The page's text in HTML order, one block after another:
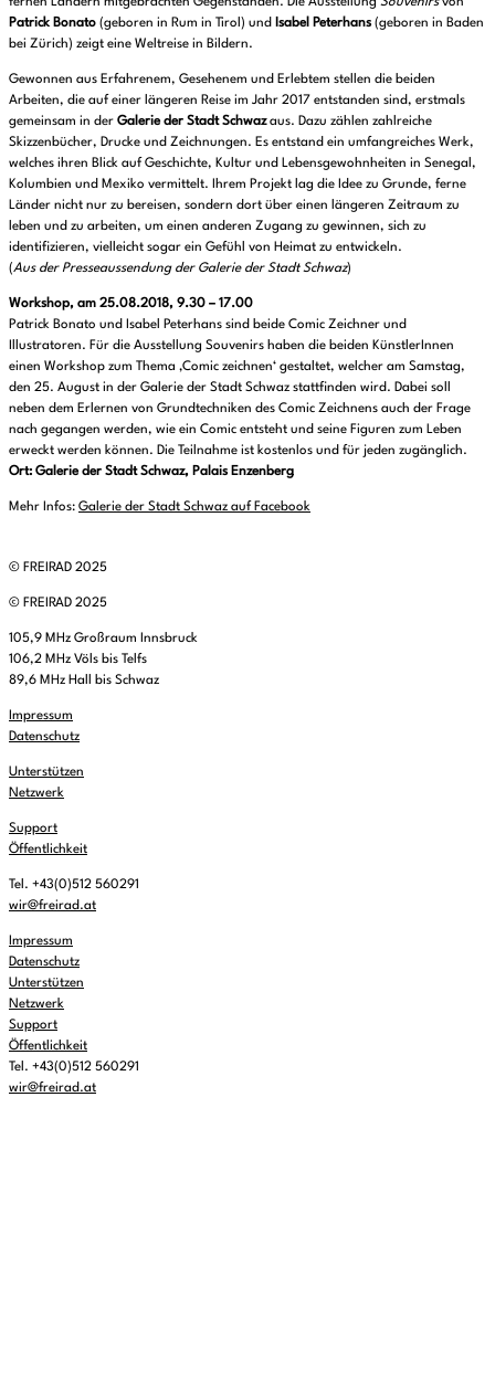
Patrick Bonato (geboren in Rum in Tirol) und Isabel Peterhans (geboren in Baden
bei Zürich) zeigt eine Weltreise in Bildern.
Gewonnen aus Erfahrenem, Gesehenem und Erlebtem stellen die beiden
Arbeiten, die auf einer längeren Reise im Jahr 2017 entstanden sind, erstmals
gemeinsam in der Galerie der Stadt Schwazaus. Dazu zählen zahlreiche
Skizzenbücher, Drucke und Zeichnungen. Es entstand ein umfangreiches Werk,
welches ihren Blick auf Geschichte, Kultur und Lebensgewohnheiten in Senegal,
Kolumbien und Mexiko vermittelt. Ihrem Projekt lag die Idee zu Grunde, ferne
Länder nicht nur zu bereisen, sondern dort über einen längeren Zeitraum zu
leben und zu arbeiten, um einen anderen Zugang zu gewinnen, sich zu
identifizieren, vielleicht sogar ein Gefühl von Heimat zu entwickeln.
(Aus der Presseaussendung der Galerie der Stadt Schwaz)
Workshop, am 25.08.2018, 9.30 – 17.00
Patrick Bonato und Isabel Peterhans sind beide Comic Zeichner und
Illustratoren. Für die Ausstellung Souvenirs haben die beiden KünstlerInnen
einen Workshop zum Thema ‚Comic zeichnen‘ gestaltet, welcher am Samstag,
den 25. August in der Galerie der Stadt Schwaz stattfinden wird. Dabei soll
neben dem Erlernen von Grundtechniken des Comic Zeichnens auch der Frage
nach gegangen werden, wie ein Comic entsteht und seine Figuren zum Leben
erweckt werden können. Die Teilnahme ist kostenlos und für jeden zugänglich.
Ort: Galerie der Stadt Schwaz, Palais Enzenberg
Mehr Infos: Galerie der Stadt Schwaz auf Facebook
© FREIRAD 2025
© FREIRAD 2025
105,9 MHz Großraum Innsbruck
106,2 MHz Völs bis Telfs
89,6 MHz Hall bis Schwaz
Impressum
Datenschutz
Unterstützen
Netzwerk
Support
Öffentlichkeit
Tel. +43(0)512 560291
wir@freirad.at
Impressum
Datenschutz
Unterstützen
Netzwerk
Support
Öffentlichkeit
Tel. +43(0)512 560291
wir@freirad.at